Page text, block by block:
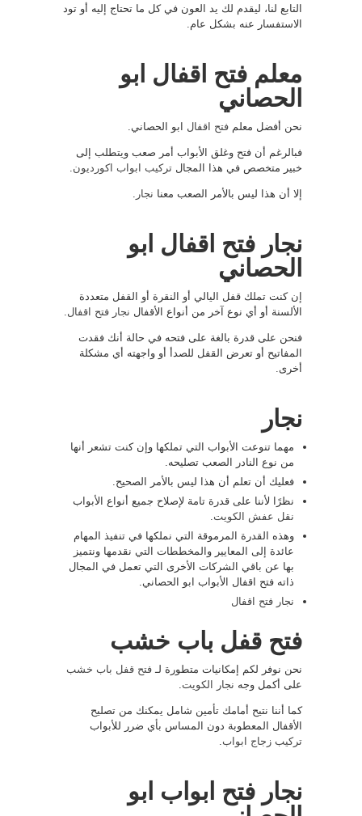
التابع لنا، ليقدم لك يد العون في كل ما تحتاج إليه أو تود
الاستفسار عنه بشكل عام.
معلم فتح اقفال ابو
الحصاني
نحن أفضل معلم فتح اقفال ابو الحصاني.
فبالرغم أن فتح وغلق الأبواب أمر صعب ويتطلب إلى
خبير متخصص في هذا المجال تركيب ابواب اكورديون
إلا أن هذا ليس بالأمر الصعب معنا نجار
نجار فتح اقفال ابو
الحصاني
إن كنت تملك قفل اليالي أو النقرة أو القفل متعددة
الألسنة أو أي نوع آخر من أنواع الأقفال نجار فتح اقفال
فنحن على قدرة بالغة على فتحه في حالة أنك فقدت
المفاتيح أو تعرض القفل للصدأ أو واجهته أي مشكلة
أخرى.
نجار
مهما تنوعت الأبواب التي تملكها وإن كنت تشعر أنها
من نوع النادر الصعب تصليحه.
فعليك أن تعلم أن هذا ليس بالأمر الصحيح.
نظرًا لأننا على قدرة تامة لإصلاح جميع أنواع الأبواب
نقل عفش الكويت
وهذه القدرة المرموقة التي نملكها في تنفيذ المهام
عائدة إلى المعايير والمخططات التي نقدمها ونتميز
بها عن باقي الشركات الأخرى التي تعمل في المجال
ذاته فتح اقفال الأبواب ابو الحصاني.
نجار فتح اقفال
فتح قفل باب خشب
نحن نوفر لكم إمكانيات متطورة لـ فتح قفل باب خشب
على أكمل وجه نجار الكويت
كما أننا نتيح أمامك تأمين شامل يمكنك من تصليح
الأقفال المعطوبة دون المساس بأي ضرر للأبواب
تركيب زجاج ابواب
نجار فتح ابواب ابو